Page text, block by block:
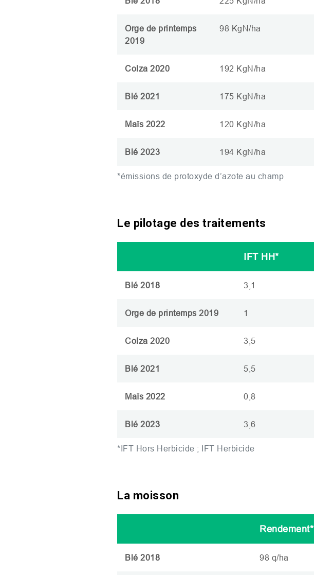
*émissions de protoxyde d’azote au champ
Orge de printemps
2019
98 KgN/ha
Colza 2020 192 KgN/ha
Blé 2021 175 KgN/ha
Maïs 2022 120 KgN/ha
Blé 2023 194 KgN/ha
Le pilotage des traitements
*IFT Hors Herbicide ; IFT Herbicide
IFT HH*
Blé 2018 3,1
Orge de printemps 2019 1
Colza 2020 3,5
Blé 2021 5,5
Maïs 2022 0,8
Blé 2023 3,6
La moisson
Rendement*
Blé 2018 98 q/ha